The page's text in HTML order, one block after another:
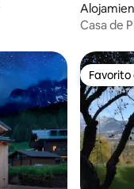
ore
Casa de